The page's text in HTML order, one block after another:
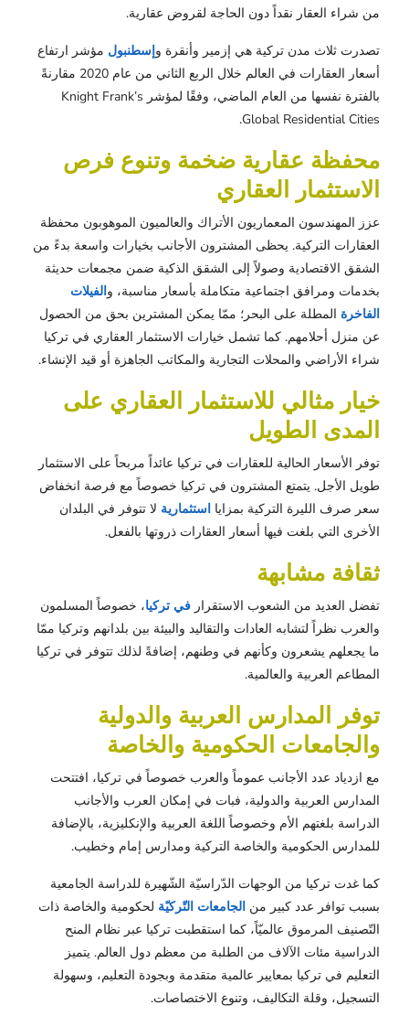
من شراء العقار نقداً دون الحاجة لقروض عقارية.
تصدرت ثلاث مدن تركية هي إزمير وأنقرة وإسطنبول مؤشر ارتفاع
أسعار العقارات في العالم خلال الربع الثاني من عام 2020 مقارنةً
بالفترة نفسها من العام الماضي، وفقًا لمؤشر Knight Frank’s
Global Residential Cities.
محفظة عقارية ضخمة وتنوع فرص
الاستثمار العقاري
عزز المهندسون المعماريون الأتراك والعالميون الموهوبون محفظة
العقارات التركية. يحظى المشترون الأجانب بخيارات واسعة بدءً من
الشقق الاقتصادية وصولاً إلى الشقق الذكية ضمن مجمعات حديثة
بخدمات ومرافق اجتماعية متكاملة بأسعار مناسبة، والفيلات
الفاخرة المطلة على البحر؛ ممّا يمكن المشترين بحق من الحصول
عن منزل أحلامهم. كما تشمل خيارات الاستثمار العقاري في تركيا
شراء الأراضي والمحلات التجارية والمكاتب الجاهزة أو قيد الإنشاء.
خيار مثالي للاستثمار العقاري على
المدى الطويل
توفر الأسعار الحالية للعقارات في تركيا عائداً مربحاً على الاستثمار
طويل الأجل. يتمتع المشترون في تركيا خصوصاً مع فرصة انخفاض
سعر صرف الليرة التركية بمزايا استثمارية لا تتوفر في البلدان
الأخرى التي بلغت فيها أسعار العقارات ذروتها بالفعل.
ثقافة مشابهة
تفضل العديد من الشعوب الاستقرار في تركيا، خصوصاً المسلمون
والعرب نظراً لتشابه العادات والتقاليد والبيئة بين بلدانهم وتركيا ممّا
ما يجعلهم يشعرون وكأنهم في وطنهم، إضافةً لذلك تتوفر في تركيا
المطاعم العربية والعالمية.
توفر المدارس العربية والدولية
والجامعات الحكومية والخاصة
مع ازدياد عدد الأجانب عموماً والعرب خصوصاً في تركيا، افتتحت
المدارس العربية والدولية، فبات في إمكان العرب والأجانب
الدراسة بلغتهم الأم وخصوصاً اللغة العربية والإنكليزية، بالإضافة
للمدارس الحكومية والخاصة التركية ومدارس إمام وخطيب.
كما غدت تركيا من الوجهات الدّراسيّة الشّهيرة للدراسة الجامعية
بسبب توافر عدد كبير من الجامعات التّركيّة لحكومية والخاصة ذات
التّصنيف المرموق عالميّاً، كما استقطبت تركيا عبر نظام المنح
الدراسية مئات الآلاف من الطلبة من معظم دول العالم. يتميز
التعليم في تركيا بمعايير عالمية متقدمة وبجودة التعليم، وسهولة
التسجيل، وقلة التكاليف، وتنوع الاختصاصات.